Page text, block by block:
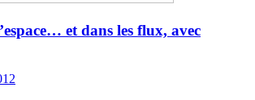
et dans les flux, avec